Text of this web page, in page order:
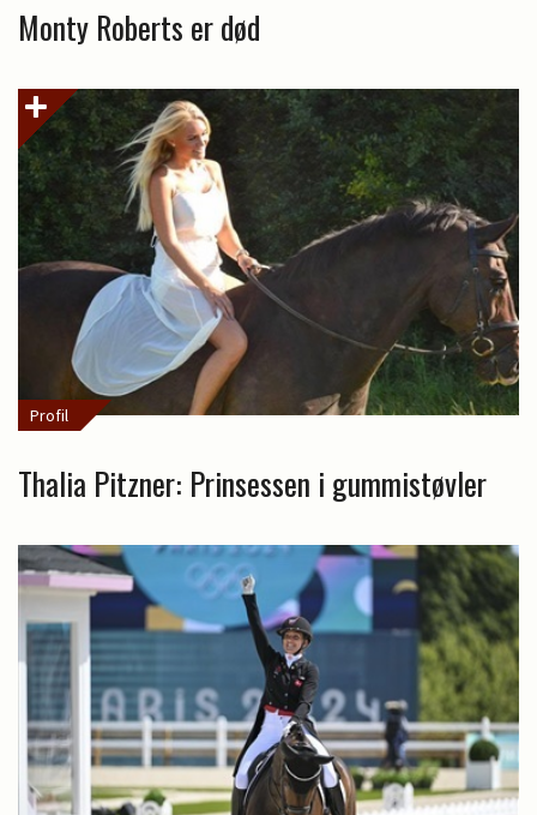
Monty Roberts er død
Profil
Thalia Pitzner: Prinsessen i gummistøvler